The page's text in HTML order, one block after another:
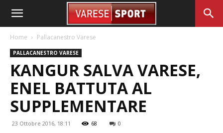
Home Pallacanestro Varese
PALLACANESTRO VARESE
KANGUR SALVA VARESE,
ENEL BATTUTA AL
SUPPLEMENTARE
23 Ottobre 2016, 18:11 68 0